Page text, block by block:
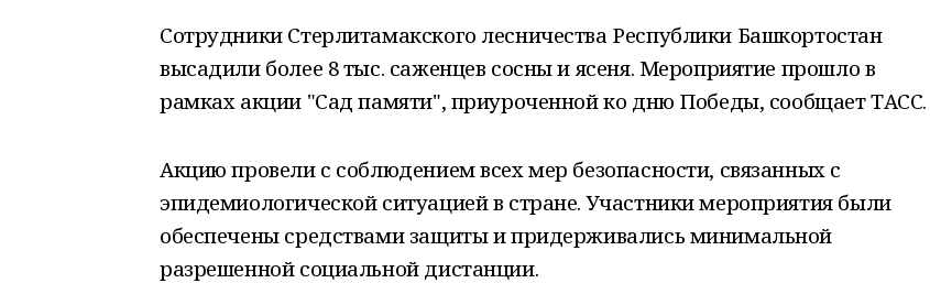
Сотрудники Стерлитамакского лесничества Республики Башкортостан
высадили более 8 тыс. саженцев сосны и ясеня. Мероприятие прошло в
рамках акции "Сад памяти", приуроченной ко дню Победы, сообщает ТАСС.
Акцию провели с соблюдением всех мер безопасности, связанных с
эпидемиологической ситуацией в стране. Участники мероприятия были
обеспечены средствами защиты и придерживались минимальной
разрешенной социальной дистанции.